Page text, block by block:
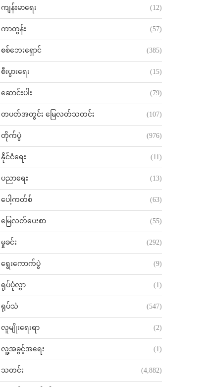
ကျန်းမာရေး (12)
ကာတွန်း (57)
စစ်ဘေးရှောင် (385)
စီးပွားရေး (15)
ဆောင်းပါး (79)
တပတ်အတွင်း မြေလတ်သတင်း (107)
တိုက်ပွဲ (976)
နိုင်ငံရေး (11)
ပညာရေး (13)
ပေါ့ကတ်စ် (63)
မြေလတ်ပေးစာ (55)
မှုခင်း (292)
ရွေးကောက်ပွဲ (9)
ရုပ်ပုံလွှာ (1)
ရုပ်သံ (547)
လူမျိုးရေးရာ (2)
လူ့အခွင့်အရေး (1)
သတင်း (4,882)